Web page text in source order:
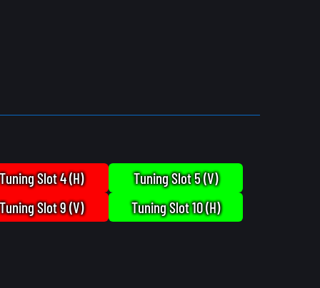
Slot 4 (H)
Tuning Slot 5 (V)
Slot 9 (V) Tuning Slot 10 (H)